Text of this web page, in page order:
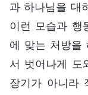
과 하나님을 대
이런 모습과 행
에 맞는 처방을
서 벗어나게 도
장기가 아니라